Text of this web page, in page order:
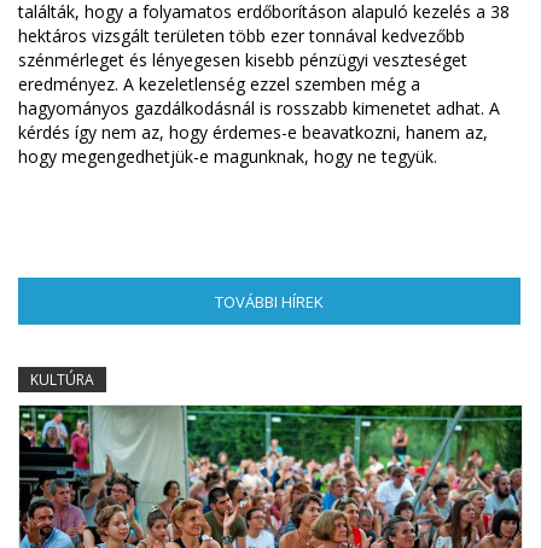
találták, hogy a folyamatos erdőborításon alapuló kezelés a 38
hektáros vizsgált területen több ezer tonnával kedvezőbb
szénmérleget és lényegesen kisebb pénzügyi veszteséget
eredményez. A kezeletlenség ezzel szemben még a
hagyományos gazdálkodásnál is rosszabb kimenetet adhat. A
kérdés így nem az, hogy érdemes-e beavatkozni, hanem az,
hogy megengedhetjük-e magunknak, hogy ne tegyük.
TOVÁBBI HÍREK
KULTÚRA